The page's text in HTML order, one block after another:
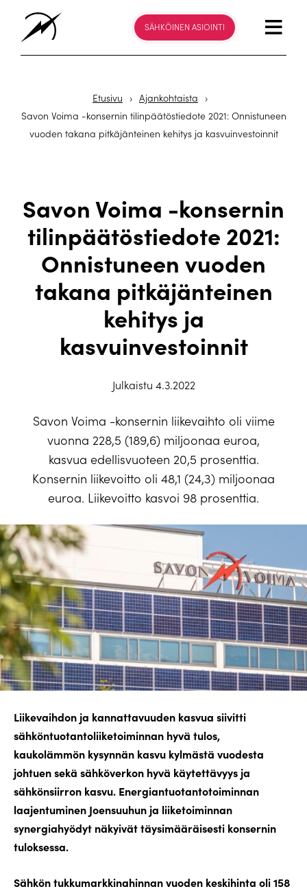
SÄHKÖINEN ASIOINTI
Etusivu › Ajankohtaista
›
Savon Voima -konsernin tilinpäätöstiedote 2021: Onnistuneen
vuoden takana pitkäjänteinen kehitys ja kasvuinvestoinnit
Savon Voima -konsernin
tilinpäätöstiedote 2021:
Onnistuneen vuoden
takana pitkäjänteinen
kehitys ja
kasvuinvestoinnit
Julkaistu 4.3.2022
Savon Voima -konsernin liikevaihto oli viime
vuonna 228,5 (189,6) miljoonaa euroa,
kasvua edellisvuoteen 20,5 prosenttia.
Konsernin liikevoitto oli 48,1 (24,3) miljoonaa
euroa. Liikevoitto kasvoi 98 prosenttia.
Liikevaihdon ja kannattavuuden kasvua siivitti
sähköntuotantoliiketoiminnan hyvä tulos,
kaukolämmön kysynnän kasvu kylmästä vuodesta
johtuen sekä sähköverkon hyvä käytettävyys ja
sähkönsiirron kasvu. Energiantuotantotoiminnan
laajentuminen Joensuuhun ja liiketoiminnan
synergiahyödyt näkyivät täysimääräisesti konsernin
tuloksessa.
Sähkön tukkumarkkinahinnan vuoden keskihinta oli 158